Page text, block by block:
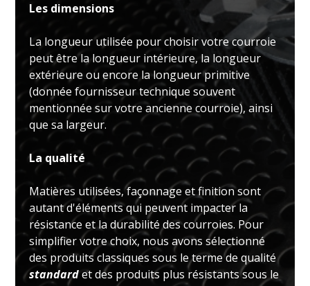
Les dimensions
La longueur utilisée pour choisir votre courroie
peut être la longueur intérieure, la longueur
extérieure ou encore la longueur primitive
(donnée fournisseur technique souvent
mentionnée sur votre ancienne courroie), ainsi
que sa largeur.
La qualité
Matières utilisées, façonnage et finition sont
autant d'éléments qui peuvent impacter la
résistance et la durabilité des courroies. Pour
simplifier votre choix, nous avons sélectionné
des produits classiques sous le terme de qualité
standardet des produits plus résistants sous le